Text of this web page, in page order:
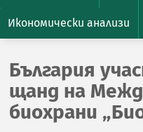
Икономически анализи
България
щанд на
биохрани